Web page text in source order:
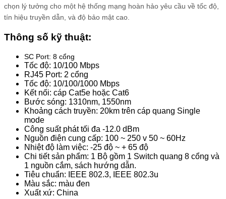
chọn lý tưởng cho một hệ thống mạng hoàn hảo yêu cầu về tốc độ,
tín hiệu truyền dẫn, và độ bảo mật cao.
Thông số kỹ thuật:
SC Port: 8 cổng
Tốc độ: 10/100 Mbps
RJ45 Port: 2 cổng
Tốc độ: 10/100/1000 Mbps
Kết nối: cáp Cat5e hoặc Cat6
Bước sóng: 1310nm, 1550nm
Khoảng cách truyền: 20km trên cáp quang Single
mode
Công suất phát tối đa -12.0 dBm
Nguồn điện cung cấp: 100 ~ 250 v 50 ~ 60Hz
Nhiệt độ làm việc: -25 độ ~ + 65 độ
Chi tiết sản phẩm: 1 Bộ gồm 1 Switch quang 8 cổng và
1 nguồn cắm, sách hướng dẫn.
Tiêu chuẩn: IEEE 802.3, IEEE 802.3u
Màu sắc: màu đen
Xuất xứ: China